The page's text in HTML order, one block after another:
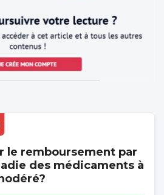
le remboursement par
des médicaments à